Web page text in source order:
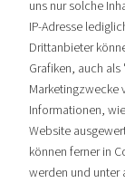
uns nur solche
IP-Adresse
Drittanbieter
Grafiken, auch
Marketingzwecke
Informationen,
Website
können ferner in
werden und unter